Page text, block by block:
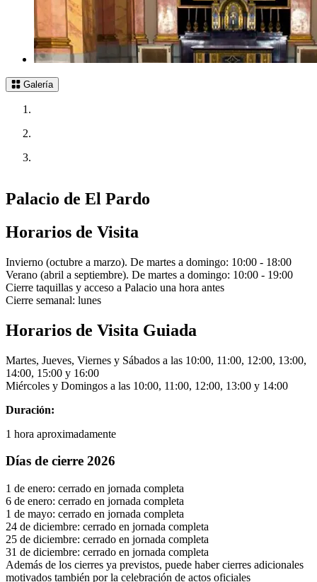
Galería
Palacio de El Pardo
Horarios de Visita
Invierno (octubre a marzo). De martes a domingo: 10:00 - 18:00
Verano (abril a septiembre). De martes a domingo: 10:00 - 19:00
Cierre taquillas y acceso a Palacio una hora antes
Cierre semanal: lunes
Horarios de Visita Guiada
Martes, Jueves, Viernes y Sábados a las 10:00, 11:00, 12:00, 13:00,
14:00, 15:00 y 16:00
Miércoles y Domingos a las 10:00, 11:00, 12:00, 13:00 y 14:00
Duración:
1 hora aproximadamente
Días de cierre 2026
1 de enero: cerrado en jornada completa
6 de enero: cerrado en jornada completa
1 de mayo: cerrado en jornada completa
24 de diciembre: cerrado en jornada completa
25 de diciembre: cerrado en jornada completa
31 de diciembre: cerrado en jornada completa
Además de los cierres ya previstos, puede haber cierres adicionales
motivados también por la celebración de actos oficiales